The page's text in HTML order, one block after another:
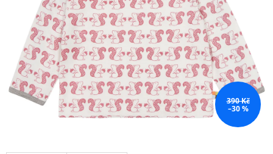
390 Kč
–30 %